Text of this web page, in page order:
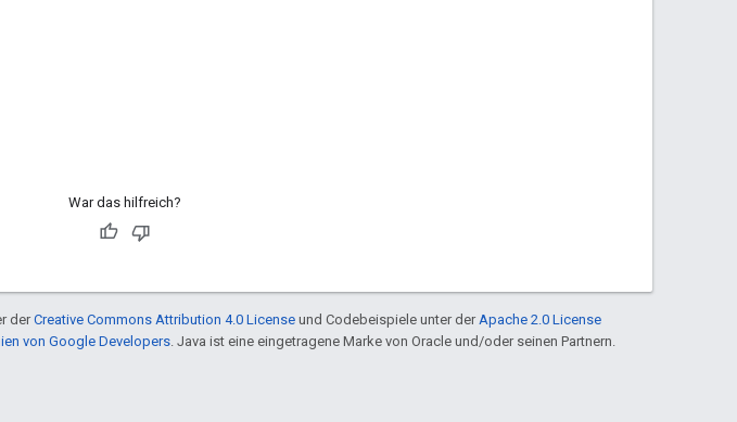
War das hilfreich?
derCreative Commons Attribution 4.0 License und Codebeispiele unter der Apache 2.0 License
von Google Developers . Java ist eine eingetragene Marke von Oracle und/oder seinen Partnern.